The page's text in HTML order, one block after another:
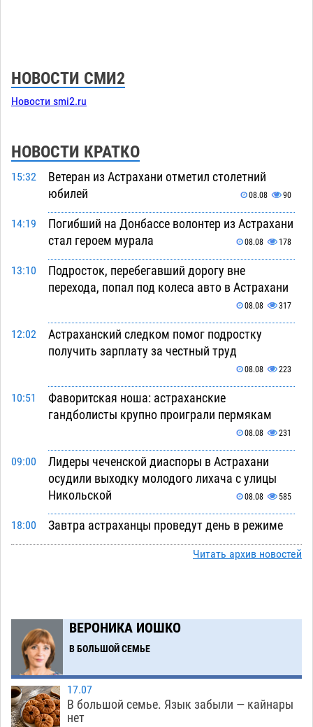
НОВОСТИ СМИ2
Новости smi2.ru
НОВОСТИ КРАТКО
15:32
Ветеран из Астрахани отметил столетний
юбилей
08.08 90
14:19
Погибший на Донбассе волонтер из Астрахани
стал героем мурала
08.08 178
13:10
Подросток, перебегавший дорогу вне
перехода, попал под колеса авто в Астрахани
08.08 317
12:02
Астраханский следком помог подростку
получить зарплату за честный труд
08.08 223
10:51
Фаворитская ноша: астраханские
гандболисты крупно проиграли пермякам
08.08 231
09:00
Лидеры чеченской диаспоры в Астрахани
осудили выходку молодого лихача с улицы
Никольской
08.08 585
18:00
Завтра астраханцы проведут день в режиме
экстремальной температурной нагрузки
07.08 637
16:24
Игорь Редькин проинспектировал
коммунальную готовность астраханского
земельного массива для льготников
07.08 493
Читать архив новостей
ВЕРОНИКА ИОШКО
В БОЛЬШОЙ СЕМЬЕ
17.07
В большой семье. Язык забыли — кайнары
нет